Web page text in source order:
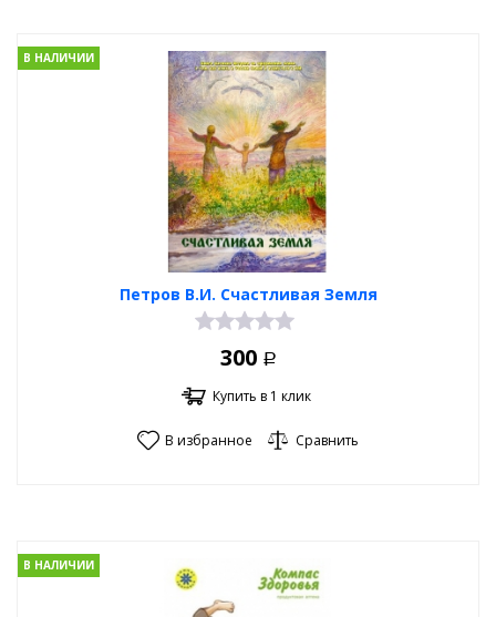
Петров В.И. Счастливая Земля
В НАЛИЧИИ
300 Р
Купить в 1 клик
В избранное Сравнить
В НАЛИЧИИ